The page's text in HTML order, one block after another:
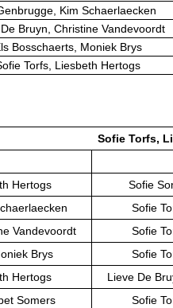
Kim Schaerlaecken
Bruyn, Christine Vandevoordt
Bosschaerts, Moniek Brys
Torfs, Liesbeth Hertogs
Sofie Torfs,
Hertogs
Sofie
Sofie
Vandevoordt
Sofie
Brys
Sofie
Hertogs
Lieve De
Somers
Sofie